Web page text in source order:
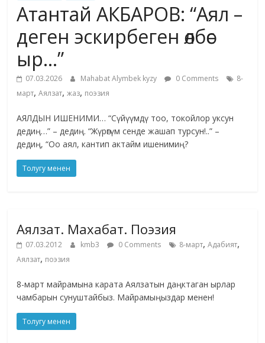
Атантай АКБАРОВ: “Аял –
деген эскирбеген өлбөс
ыр…”
07.03.2026 Mahabat Alymbek kyzy 0 Comments
8-
март,Аялзат,жаз, поэзия
АЯЛДЫН ИШЕНИМИ… “Сүйүүмдү тоо, токойлор уксун
дедиң…” – дедиң. “Жүрөгүм сенде жашап турсун!..” –
дедиң, “Оо аял, кантип актайм ишенимиң?
Толугу менен
Аялзат. Махабат. Поэзия
07.03.2012 kmb3 0 Comments 8-март,Адабият,
Аялзат, поэзия
8-март майрамына карата Аялзатын даңктаган ырлар
чамбарын сунуштайбыз. Майрамыңыздар менен!
Толугу менен